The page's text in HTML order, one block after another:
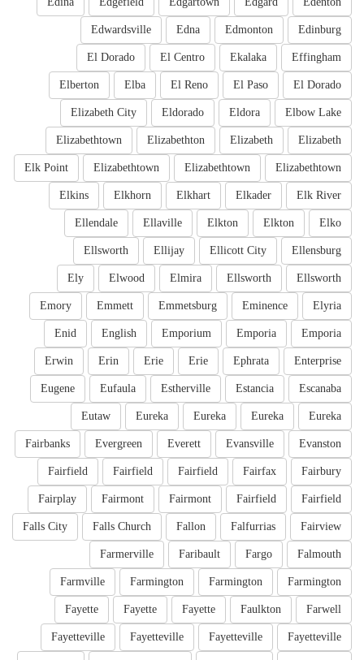
Edinburg
Edmonton
Edna
Edwardsville
Effingham
Ekalaka
El Centro
El Dorado
El Dorado
El Paso
El Reno
Elba
Elberton
Elbow Lake
Eldora
Eldorado
Elizabeth City
Elizabeth
Elizabeth
Elizabethton
Elizabethtown
Elizabethtown
Elizabethtown
Elizabethtown
Elk Point
Elk River
Elkader
Elkhart
Elkhorn
Elkins
Elko
Elkton
Elkton
Ellaville
Ellendale
Ellensburg
Ellicott City
Ellijay
Ellsworth
Ellsworth
Ellsworth
Elmira
Elwood
Ely
Elyria
Eminence
Emmetsburg
Emmett
Emory
Emporia
Emporia
Emporium
English
Enid
Enterprise
Ephrata
Erie
Erie
Erin
Erwin
Escanaba
Estancia
Estherville
Eufaula
Eugene
Eureka
Eureka
Eureka
Eureka
Eutaw
Evanston
Evansville
Everett
Evergreen
Fairbanks
Fairbury
Fairfax
Fairfield
Fairfield
Fairfield
Fairfield
Fairfield
Fairmont
Fairmont
Fairplay
Fairview
Falfurrias
Fallon
Falls Church
Falls City
Falmouth
Fargo
Faribault
Farmerville
Farmington
Farmington
Farmington
Farmville
Farwell
Faulkton
Fayette
Fayette
Fayette
Fayetteville
Fayetteville
Fayetteville
Fayetteville